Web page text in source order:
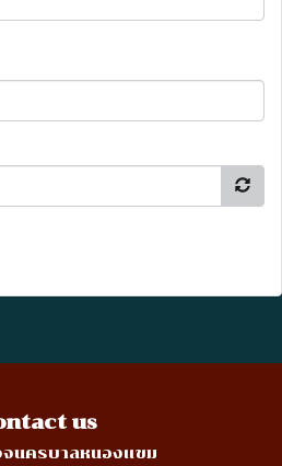
us
จนครบาลหนองแขม